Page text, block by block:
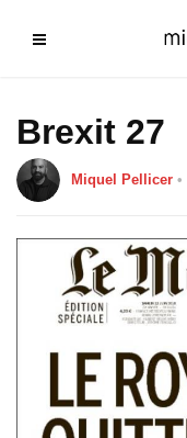
Brexit 27
Miquel Pellicer